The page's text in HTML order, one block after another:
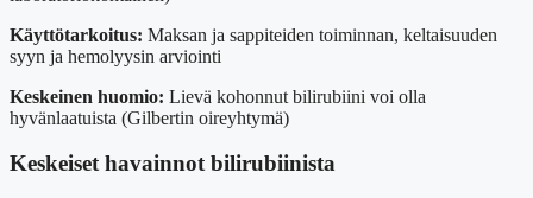
Käyttötarkoitus: Maksan ja sappiteiden toiminnan, keltaisuuden
syyn ja hemolyysin arviointi
Keskeinen huomio: Lievä kohonnut bilirubiini voi olla
hyvänlaatuista (Gilbertin oireyhtymä)
Keskeiset havainnot bilirubiinista